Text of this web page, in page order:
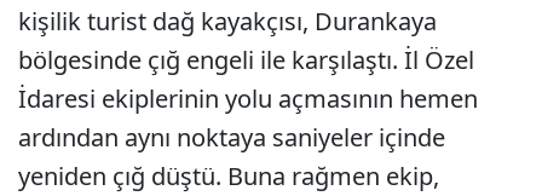
kişilik turist dağ kayakçısı, Durankaya
bölgesinde çığ engeli ile karşılaştı. İl Özel
İdaresi ekiplerinin yolu açmasının hemen
ardından aynı noktaya saniyeler içinde
yeniden çığ düştü. Buna rağmen ekip,